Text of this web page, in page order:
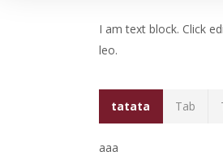
I am text block. Click
leo.
tatata Tab
aaa